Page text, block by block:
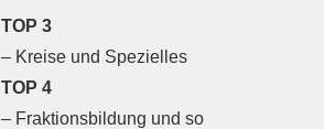
TOP 3
– Kreise und Spezielles
TOP 4
– Fraktionsbildung und so